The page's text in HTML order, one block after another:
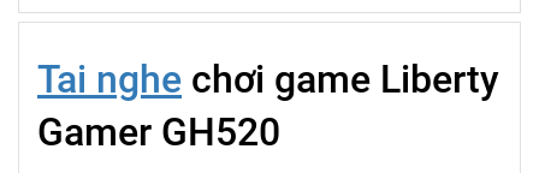
Tai nghe chơi game Liberty
Gamer GH520